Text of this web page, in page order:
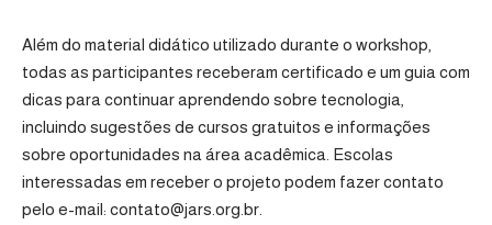
Além do material didático utilizado durante o workshop,
todas as participantes receberam certificado e um guia com
dicas para continuar aprendendo sobre tecnologia,
incluindo sugestões de cursos gratuitos e informações
sobre oportunidades na área acadêmica. Escolas
interessadas em receber o projeto podem fazer contato
pelo e-mail: contato@jars.org.br